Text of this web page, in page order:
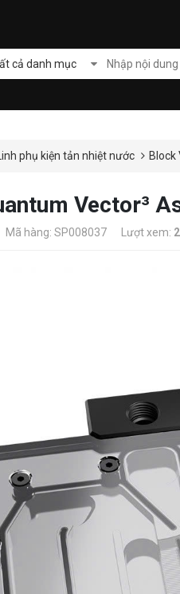
cả danh mục
phụ kiện tản nhiệt nước Block
Vector³
Mã hàng: SP008037 Lượt xem: